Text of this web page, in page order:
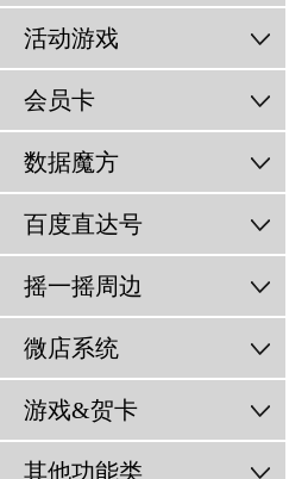
活动游戏
会员卡
数据魔方
百度直达号
摇一摇周边
微店系统
游戏&贺卡
其他功能类